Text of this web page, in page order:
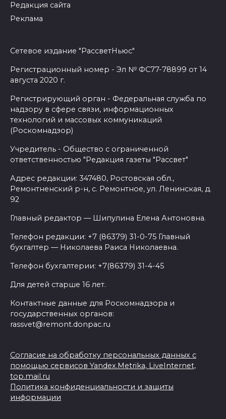
Редакция сайта
Реклама
Сетевое издание "РассветНьюс"
Регистрационный номер - Эл № ФС77-78899 от 14
августа 2020 г.
Регистрирующий орган - Федеральная служба по
надзору в сфере связи, информационных
технологий и массовых коммуникаций
(Роскомнадзор)
Учредитель - Общество с ограниченной
ответственностью "Редакция газеты "Рассвет"
Адрес редакции: 347480, Ростовская обл.,
Ремонтненский р-н, с. Ремонтное, ул. Ленинская, д.
92
Главный редактор — Шипулина Елена Антоновна.
Телефон редакции: +7 (86379) 31-0-75 Главный
бухгалтер — Николаева Раиса Николаевна.
Телефон бухгалтерии: +7(86379) 31-4-45
Для детей старше 16 лет.
Контактные данные для Роскомнадзора и
государственных органов:
rassvet@remont.donpac.ru
Согласие на обработку персональных данных с
помощью сервисов Yandex.Metrika, LiveInternet,
top.mail.ru
Политика конфиденциальности и защиты
информации